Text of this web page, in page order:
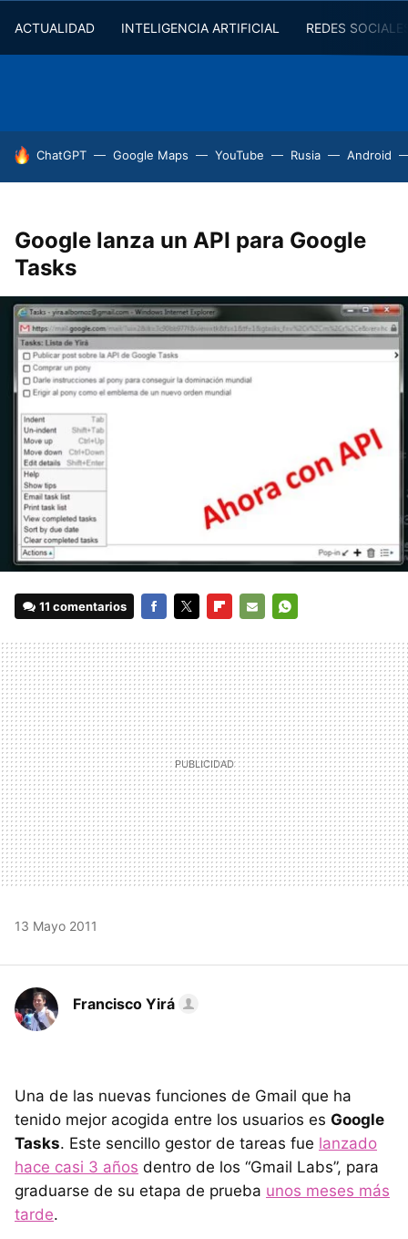
ACTUALIDAD INTELIGENCIA ARTIFICIAL REDES
HOY SE HABLA DE
ChatGPT Google Maps YouTube Rusia Android
Google lanza un API para Google
Tasks
11 comentarios
MAIL
13 Mayo 2011
Francisco Yirá
Una de las nuevas funciones de Gmail que ha
tenido mejor acogida entre los usuarios es Google
Tasks. Este sencillo gestor de tareas fue lanzado
hace casi 3 años dentro de los “Gmail Labs”, para
graduarse de su etapa de prueba unos meses más
tarde.